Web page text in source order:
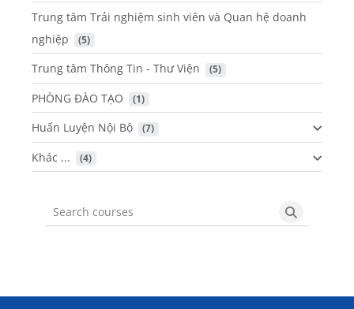
Trung tâm Trải nghiệm sinh viên và Quan hệ doanh
nghiệp
(5)
Trung tâm Thông Tin - Thư Viện (5)
PHÒNG ĐÀO TẠO (1)
Huấn Luyện Nội Bộ (7)
Khác ... (4)
Search courses Search